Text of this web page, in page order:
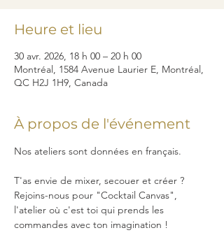
Heure et lieu
30 avr. 2026, 18 h 00 – 20 h 00
Montréal, 1584 Avenue Laurier E, Montréal,
QC H2J 1H9, Canada
À propos de l'événement
Nos ateliers sont données en français.
T'as envie de mixer, secouer et créer ?
Rejoins-nous pour "Cocktail Canvas",
l'atelier où c'est toi qui prends les
commandes avec ton imagination !